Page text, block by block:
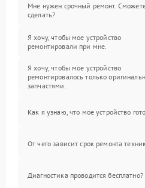
Мне нужен срочный ремонт.
сделать?
Я хочу, чтобы мое устройство
ремонтировали при мне.
Я хочу, чтобы мое устройство
ремонтировалось только
запчастями.
Как я узнаю, что мое устройство
От чего зависит срок ремонта
Диагностика проводится бесплатно?